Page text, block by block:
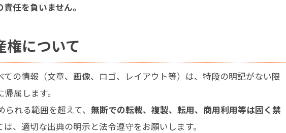
任を負いません。
権について
ての情報（文章、画像、ロゴ、レイアウト等）は、特段の明記がない限
属します。
れる範囲を超えて、 無断での転載、複製、転用、商用利用等は固く禁
、適切な出典の明示と法令遵守をお願いします。